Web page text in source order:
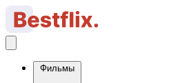
Фильмы